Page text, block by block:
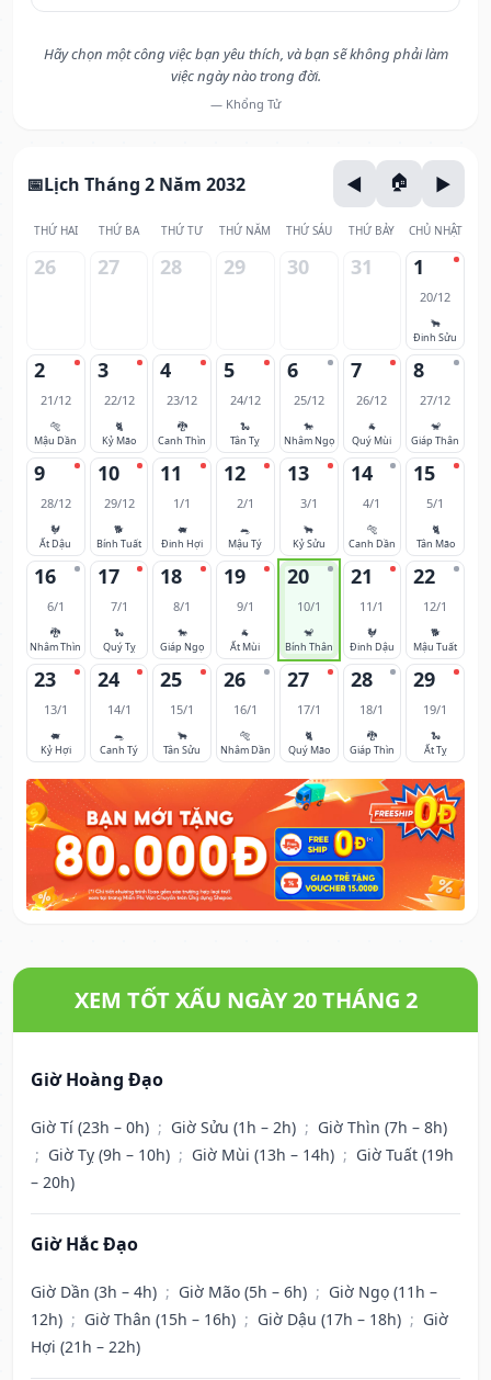
Hãy chọn một công việc bạn yêu thích, và bạn sẽ không phải làm
việc ngày nào trong đời.
— Khổng Tử
Lịch Tháng 2 Năm 2032
THỨ HAI THỨ BA THỨ TƯ THỨ NĂM THỨ SÁU THỨ BẢY CHỦ NHẬT
26 27 28 29 30 31 1
20/12
🐂
Đinh Sửu
2
21/12
🐅
Mậu Dần
3
22/12
🐈
Kỷ Mão
4
23/12
🐉
Canh Thìn
5
24/12
🐍
Tân Tỵ
6
25/12
🐎
Nhâm Ngọ
7
26/12
🐐
Quý Mùi
8
27/12
🐒
Giáp Thân
9
28/12
🐓
Ất Dậu
10
29/12
🐕
Bính Tuất
11
1/1
🐖
Đinh Hợi
12
2/1
🐀
Mậu Tý
13
3/1
🐂
Kỷ Sửu
14
4/1
🐅
Canh Dần
15
5/1
🐈
Tân Mão
16
6/1
🐉
Nhâm Thìn
17
7/1
🐍
Quý Tỵ
18
8/1
🐎
Giáp Ngọ
19
9/1
🐐
Ất Mùi
20
10/1
🐒
Bính Thân
21
11/1
🐓
Đinh Dậu
22
12/1
🐕
Mậu Tuất
23
13/1
🐖
Kỷ Hợi
24
14/1
🐀
Canh Tý
25
15/1
🐂
Tân Sửu
26
16/1
🐅
Nhâm Dần
27
17/1
🐈
Quý Mão
28
18/1
🐉
Giáp Thìn
29
19/1
🐍
Ất Tỵ
XEM TỐT XẤU NGÀY 20 THÁNG 2
Giờ Hoàng Đạo
Giờ Tí (23h – 0h) ; Giờ Sửu (1h – 2h) ; Giờ Thìn (7h – 8h)
; Giờ Tỵ (9h – 10h) ; Giờ Mùi (13h – 14h) ; Giờ Tuất (19h
– 20h)
Giờ Hắc Đạo
Giờ Dần (3h – 4h) ; Giờ Mão (5h – 6h) ; Giờ Ngọ (11h –
12h) ; Giờ Thân (15h – 16h) ; Giờ Dậu (17h – 18h) ; Giờ
Hợi (21h – 22h)